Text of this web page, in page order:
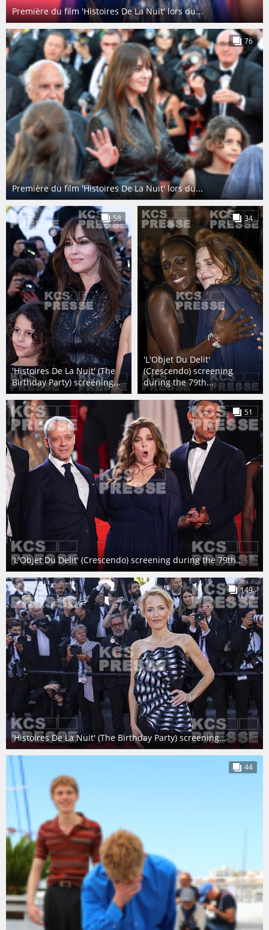
Première du film 'Histoires De La Nuit' lors du...
Première du film 'Histoires De La Nuit' lors du...
76
'Histoires De La Nuit' (The
Birthday Party) screening...
58
'L'Objet Du Delit'
(Crescendo) screening
during the 79th...
34
'L'Objet Du Delit' (Crescendo) screening during the 79th...
51
'Histoires De La Nuit' (The Birthday Party) screening...
149
44